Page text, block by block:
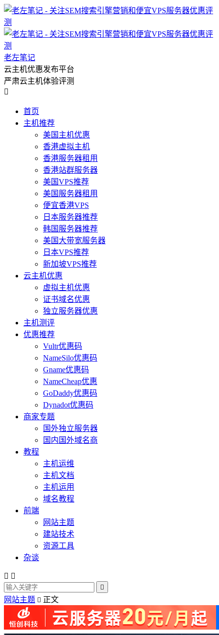
老左笔记
云主机优惠发布平台
严肃云主机体验评测

首页
主机推荐
美国主机优惠
香港虚拟主机
香港服务器租用
香港站群服务器
美国VPS推荐
美国服务器租用
便宜香港VPS
日本服务器推荐
韩国服务器推荐
美国大带宽服务器
日本VPS推荐
新加坡VPS推荐
云主机优惠
虚拟主机优惠
证书域名优惠
独立服务器优惠
主机测评
优惠推荐
Vultr优惠码
NameSilo优惠码
Gname优惠码
NameCheap优惠
GoDaddy优惠码
Dynadot优惠码
商家专题
国外独立服务器
国内国外域名商
教程
主机运维
主机文档
主机运用
域名教程
前端
网站主题
建站技术
资源工具
杂谈
 

网站主题  正文